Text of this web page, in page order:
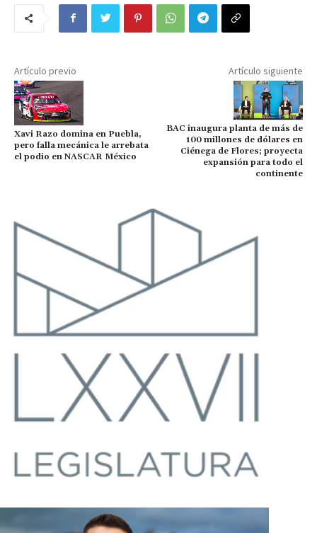
Artículo previo
Xavi Razo domina en Puebla,
pero falla mecánica le arrebata
el podio en NASCAR México
Artículo siguiente
BAC inaugura planta de más de
100 millones de dólares en
Ciénega de Flores; proyecta
expansión para todo el
continente